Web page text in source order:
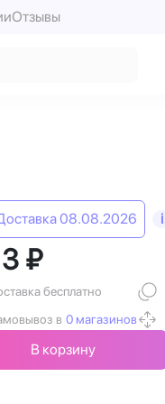
Отзывы
08.08.2026 i
₽
бесплатно
в 0 магазинов
В корзину